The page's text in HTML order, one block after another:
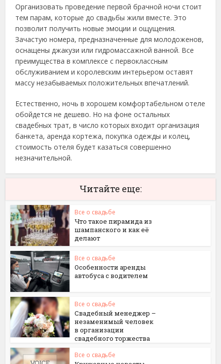
Организовать проведение первой брачной ночи стоит
тем парам, которые до свадьбы жили вместе. Это
позволит получить новые эмоции и ощущения.
Зачастую номера, предназначенные для молодоженов,
оснащены джакузи или гидромассажной ванной. Все
преимущества в комплексе с первоклассным
обслуживанием и королевским интерьером оставят
массу незабываемых положительных впечатлений.
Естественно, ночь в хорошем комфортабельном отеле
обойдется не дешево. Но на фоне остальных
свадебных трат, в число которых входит организация
банкета, аренда кортежа, покупка одежды и колец,
стоимость отеля будет казаться совершенно
незначительной.
Читайте еще:
Все о свадьбе
Что такое пирамида из
шампанского и как её
делают
Все о свадьбе
Особенности аренды
автобуса с водителем
Все о свадьбе
Свадебный менеджер –
незаменимый человек
в организации
свадебного торжества
Все о свадьбе